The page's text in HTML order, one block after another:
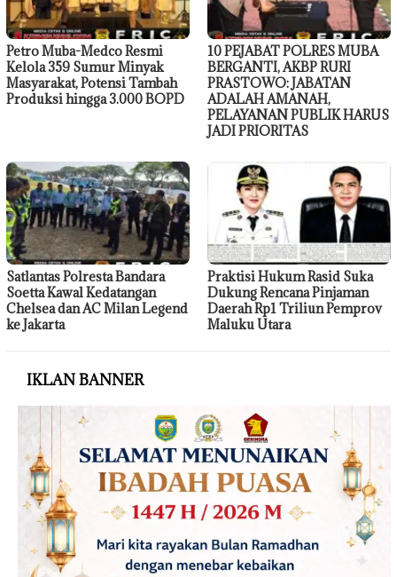
Petro Muba-Medco Resmi
Kelola 359 Sumur Minyak
Masyarakat, Potensi Tambah
Produksi hingga 3.000 BOPD
10 PEJABAT POLRES MUBA
BERGANTI, AKBP RURI
PRASTOWO: JABATAN
ADALAH AMANAH,
PELAYANAN PUBLIK HARUS
JADI PRIORITAS
Satlantas Polresta Bandara
Soetta Kawal Kedatangan
Chelsea dan AC Milan Legend
ke Jakarta
Praktisi Hukum Rasid Suka
Dukung Rencana Pinjaman
Daerah Rp1 Triliun Pemprov
Maluku Utara
IKLAN BANNER